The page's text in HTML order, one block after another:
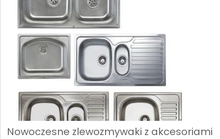
Nowoczesne zlewozmywaki z akcesoriami